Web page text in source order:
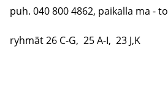
puh. 040 800 4862, pai­kal­la ma - to
ryh­mät 26 C-G, 25 A-I, 23 J,K